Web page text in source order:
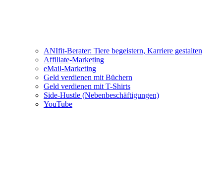
ANIfit-Berater: Tiere begeistern, Karriere gestalten
Affiliate-Marketing
eMail-Marketing
Geld verdienen mit Büchern
Geld verdienen mit T-Shirts
Side-Hustle (Nebenbeschäftigungen)
YouTube